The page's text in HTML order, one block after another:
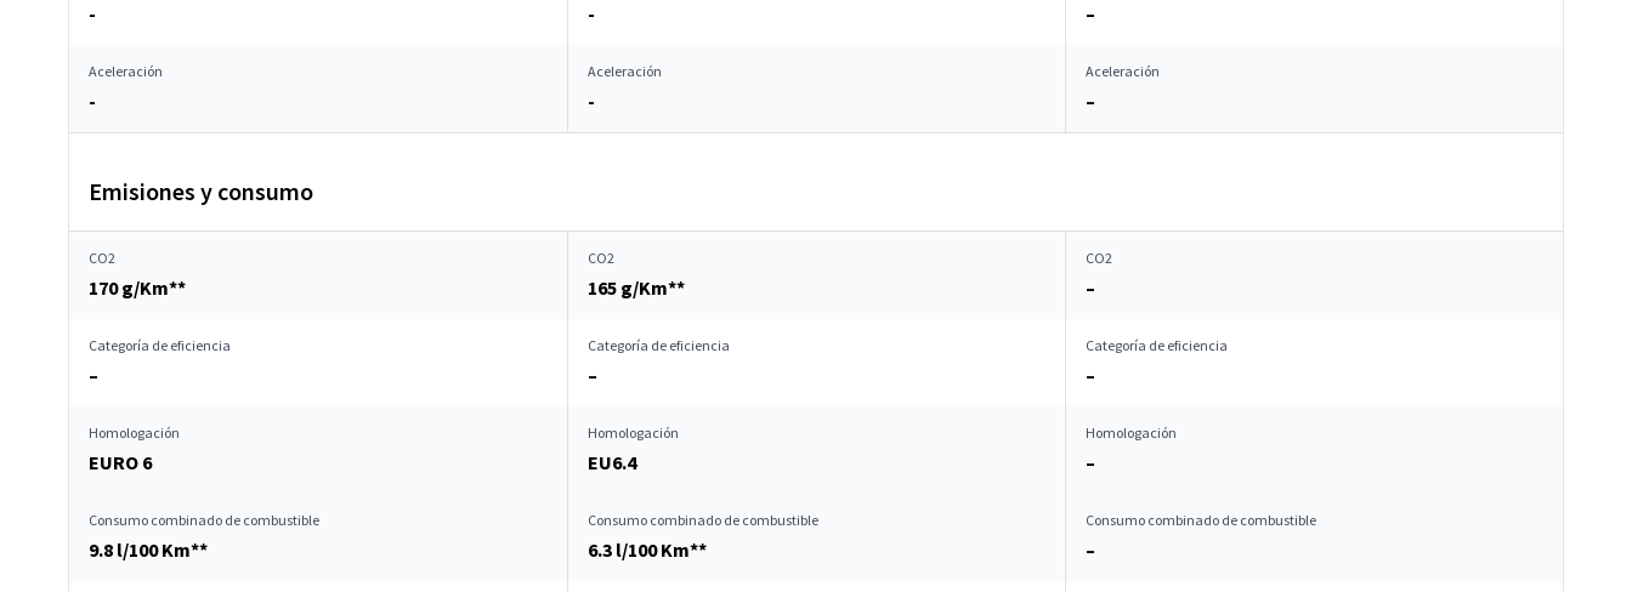
- - –
Aceleración
-
Aceleración
-
Aceleración
–
Emisiones y consumo
CO2
170 g/Km**
CO2
165 g/Km**
CO2
–
Categoría de eficiencia
–
Categoría de eficiencia
–
Categoría de eficiencia
–
Homologación
EURO 6
Homologación
EU6.4
Homologación
–
Consumo combinado de combustible
9.8 l/100 Km**
Consumo combinado de combustible
6.3 l/100 Km**
Consumo combinado de combustible
–